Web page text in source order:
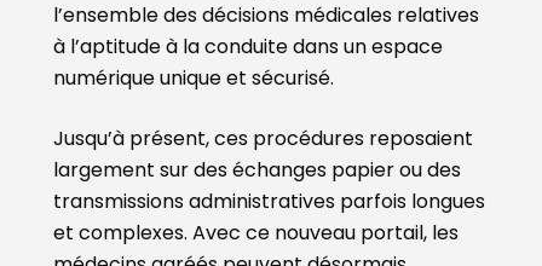
l’ensemble des décisions médicales relatives
à l’aptitude à la conduite dans un espace
numérique unique et sécurisé.
Jusqu’à présent, ces procédures reposaient
largement sur des échanges papier ou des
transmissions administratives parfois longues
et complexes. Avec ce nouveau portail, les